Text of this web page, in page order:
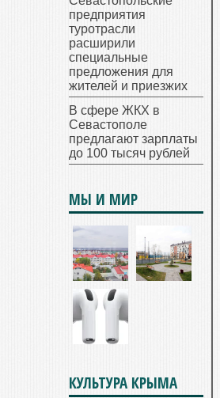
предприятия
туротрасли
расширили
специальные
предложения для
жителей и приезжих
В сфере ЖКХ в
Севастополе
предлагают зарплаты
до 100 тысяч рублей
МЫ И МИР
КУЛЬТУРА КРЫМА